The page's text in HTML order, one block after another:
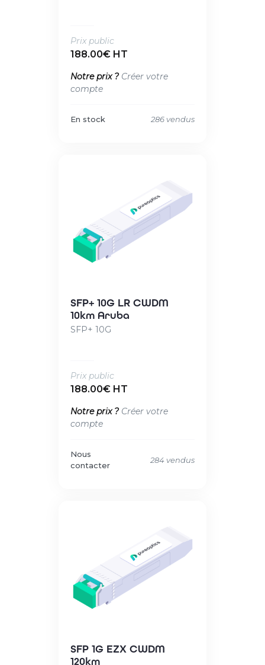
Prix public
188.00€ HT
Notre prix ? Créer votre
compte
En stock 286 vendus
SFP+ 10G LR CWDM
10km Aruba
SFP+ 10G
Prix public
188.00€ HT
Notre prix ? Créer votre
compte
Nous
contacter
284 vendus
SFP 1G EZX CWDM
120km